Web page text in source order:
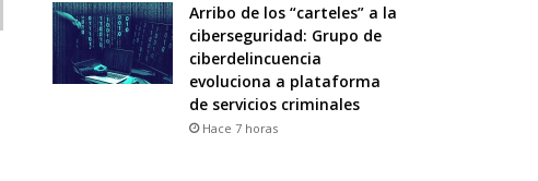
Arribo de los “carteles” a la
ciberseguridad: Grupo de
ciberdelincuencia
evoluciona a plataforma
de servicios criminales
Hace 7 horas